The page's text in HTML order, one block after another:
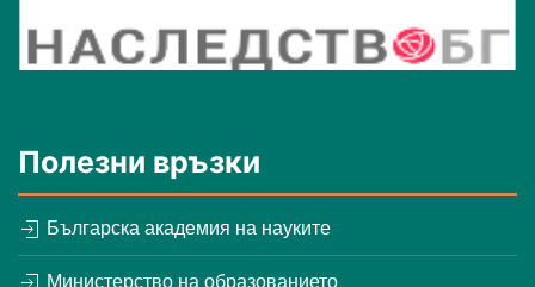
Полезни връзки
Българска академия на науките
Министерство на образованието